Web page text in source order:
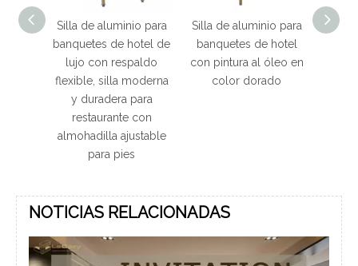
para
Silla de aluminio para
banquetes de hotel
con pintura al óleo en
color dorado
Silla de aluminio con
respaldo flexible para
hotel y restaurante con
apilable
NOTICIAS RELACIONADAS